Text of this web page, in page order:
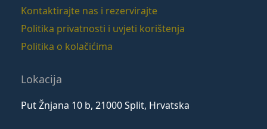
Kontaktirajte nas i rezervirajte
Politika privatnosti i uvjeti korištenja
Politika o kolačićima
Lokacija
Put Žnjana 10 b, 21000 Split, Hrvatska